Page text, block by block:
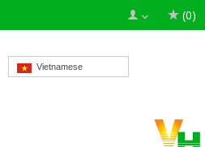
(0)
Vietnamese